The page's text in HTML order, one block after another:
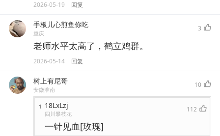
2026-05-19 回复
手板儿心煎鱼你吃
重庆
3
老师水平太高了，鹤立鸡群。
2026-05-14 回复
树上有尼哥
安徽淮南
10
1 18LxLzj
四川攀枝花
112
一针见血[玫瑰]